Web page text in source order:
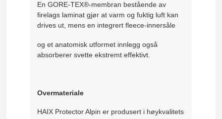
En GORE-TEX®-membran bestående av
firelags laminat gjør at varm og fuktig luft kan
drives ut, mens en integrert fleece-innersåle
og et anatomisk utformet innlegg også
absorberer svette ekstremt effektivt.
Overmateriale
HAIX Protector Alpin er produsert i høykvalitets